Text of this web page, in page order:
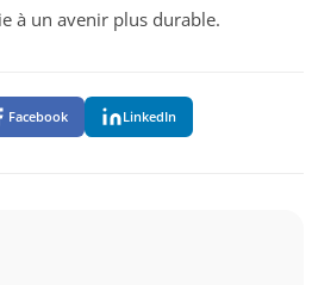
à un avenir plus durable.
Facebook LinkedIn